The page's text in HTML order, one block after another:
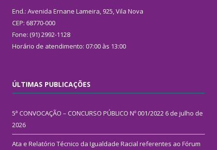
End.: Avenida Ernane Lameira, 925, Vila Nova
CEP: 68770-000
Fone: (91) 2992-1128
Horário de atendimento: 07:00 às 13:00
ÚLTIMAS PUBLICAÇÕES
5ª CONVOCAÇÃO – CONCURSO PÚBLICO Nº 001/2022 6 de julho de
2026
Ata e Relatório Técnico da Igualdade Racial referentes ao Fórum